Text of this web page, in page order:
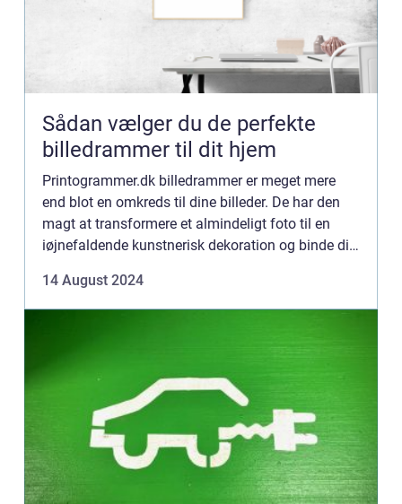
Sådan vælger du de perfekte
billedrammer til dit hjem
Printogrammer.dk billedrammer er meget mere
end blot en omkreds til dine billeder. De har den
magt at transformere et almindeligt foto til en
iøjnefaldende kunstnerisk dekoration og binde din
guid...
14 August 2024